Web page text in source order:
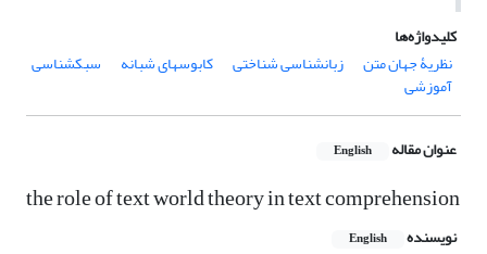
کلیدواژه‌ها
نظریۀ جهان متن
زبان‏شناسی شناختی کابوس‏های شبانه سبک‏شناسی
آموزشی
عنوان مقاله English
the role of text world theory in text comprehension
نویسنده English